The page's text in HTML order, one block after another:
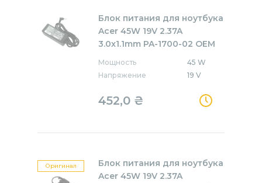
Блок питания для ноутбука
Acer 45W 19V 2.37A
3.0x1.1mm PA-1700-02 OEM
Мощность
45 W
Напряжение
19 V
452,0 ₴
Оригинал
Блок питания для ноутбука
Acer 45W 19V 2.37A